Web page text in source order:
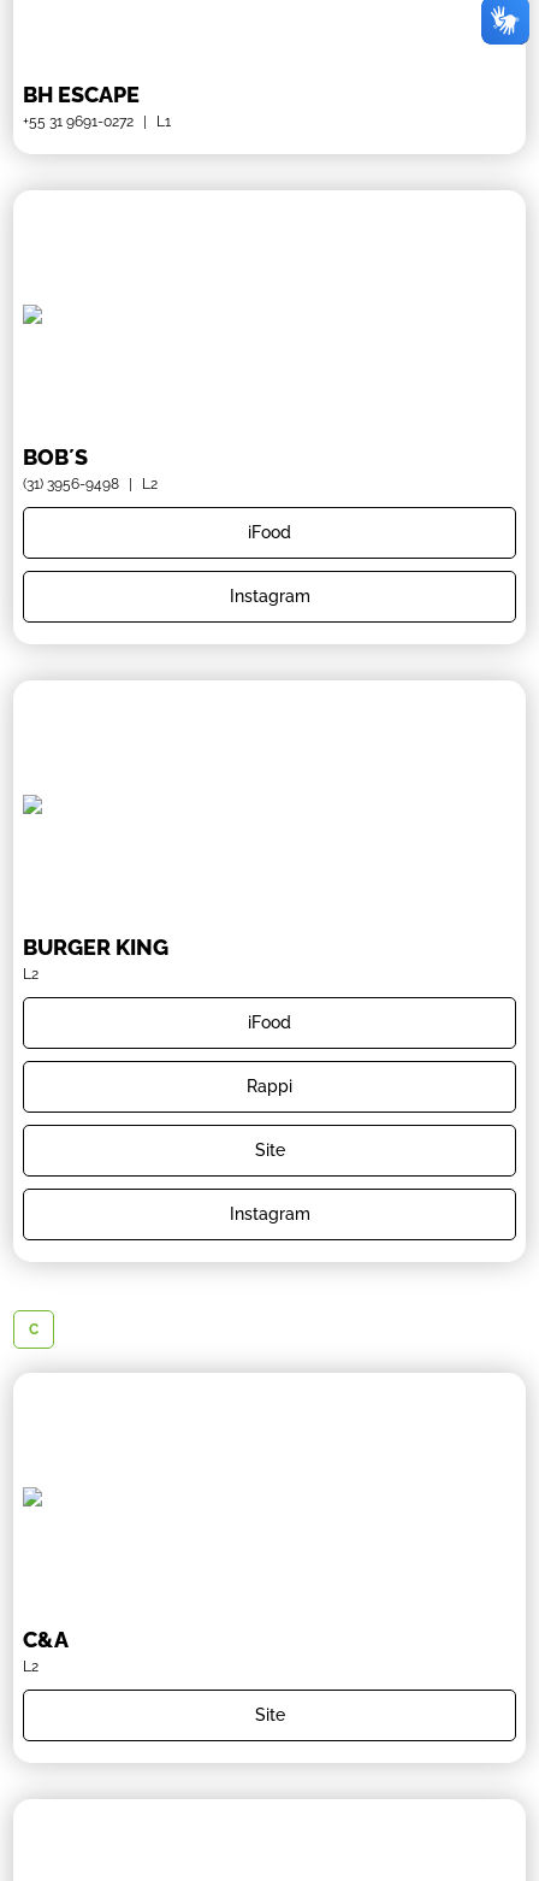
BH ESCAPE
+55 31 9691-0272 | L1
BOB´S
(31) 3956-9498 | L2
iFood
Instagram
BURGER KING
L2
iFood
Rappi
Site
Instagram
C
C&A
L2
Site